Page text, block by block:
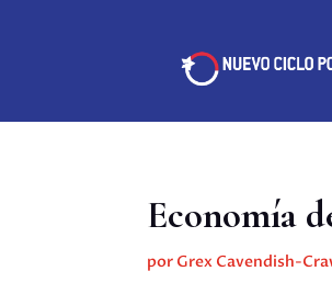
Economía
por Grex Cavendish-